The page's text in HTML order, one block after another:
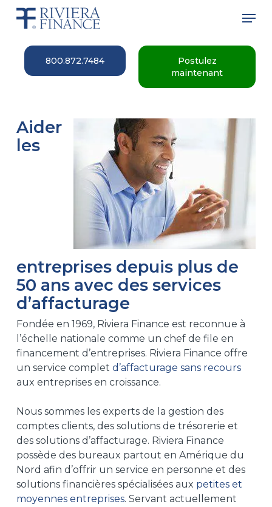
Skip
content
800.872.7484
Postulez
maintenant
Aider
les
entreprises depuis plus de
50 ans avec des services
d’affacturage
Fondée en 1969, Riviera Finance est reconnue à
l’échelle nationale comme un chef de file en
financement d’entreprises. Riviera Finance offre
un service complet d’affacturage sans recours
aux entreprises en croissance.
Nous sommes les experts de la gestion des
comptes clients, des solutions de trésorerie et
des solutions d’affacturage. Riviera Finance
possède des bureaux partout en Amérique du
Nord afin d’offrir un service en personne et des
solutions financières spécialisées aux petites et
moyennes entreprises. Servant actuellement
Menu